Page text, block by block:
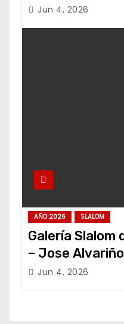
Jun 4, 2026
AÑO 2026 SLALOM
Galería Slalom
– Jose Alvariño
Jun 4, 2026